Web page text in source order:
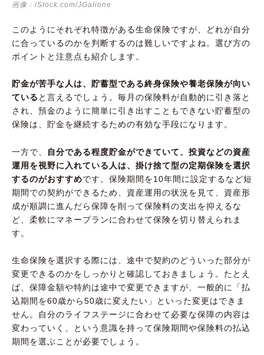
画像：iStock.com/JGalione
このようにそれぞれ特徴がある生命保険ですが、どれが自分
に合っているのかを判断するのは難しいですよね。選び方の
ポイントと注意点も紹介します。
貯金が苦手な人は、貯蓄型である終身保険や養老保険が向い
ている と言えるでしょう。毎月の保険料が自動的に引き落と
され、預金のように簡単に引き出すこともできない貯蓄型の
保険は、貯金を継続するための有効な手段になります。
一方で、
自分である程度貯金ができていて、投資などの資産
運用を視野に入れている人は、掛け捨て型の定期保険を選択
するのがおすすめです。保険期間を10年間に設定するなど短
期間での契約ができるため、資産運用の状況を見て、資産形
成が順調に進んだら保障を削って保険料の支出を抑えるな
ど、柔軟にマネープランに合わせて保険を切り替えられま
す。
生命保険を選択する際には、途中で契約のどういった部分が
変更できるのかをしっかりと確認しておきましょう。たとえ
ば、保障金額や特約は途中で変更できますが、一般的に「払
込期間を60歳から50歳に変えたい」といった変更はできま
せん。自分のライフステージに合わせて必要な保障の内容は
変わっていく、という意識を持って保険期間や保険料の払込
期間を選ぶことが必要でしょう。